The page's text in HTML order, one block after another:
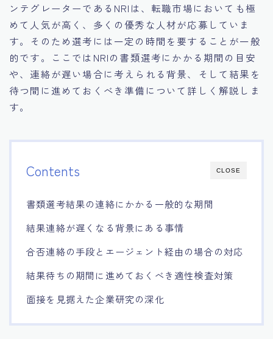
ンテグレーターであるNRIは、転職市場においても極
めて人気が高く、多くの優秀な人材が応募していま
す。そのため選考には一定の時間を要することが一般
的です。ここではNRIの書類選考にかかる期間の目安
や、連絡が遅い場合に考えられる背景、そして結果を
待つ間に進めておくべき準備について詳しく解説しま
す。
CLOSE
Contents
書類選考結果の連絡にかかる一般的な期間
結果連絡が遅くなる背景にある事情
合否連絡の手段とエージェント経由の場合の対応
結果待ちの期間に進めておくべき適性検査対策
面接を見据えた企業研究の深化